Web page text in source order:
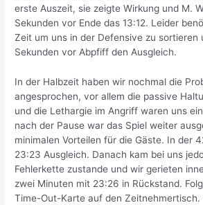
erste Auszeit, sie zeigte Wirkung und M.
Sekunden vor Ende das 13:12. Leider
Zeit um uns in der Defensive zu sortieren
Sekunden vor Abpfiff den Ausgleich.
In der Halbzeit haben wir nochmal die
angesprochen, vor allem die passive
und die Lethargie im Angriff waren uns
nach der Pause war das Spiel weiter
minimalen Vorteilen für die Gäste. In der
23:23 Ausgleich. Danach kam bei uns
Fehlerkette zustande und wir gerieten
zwei Minuten mit 23:26 in Rückstand.
Time-Out-Karte auf den